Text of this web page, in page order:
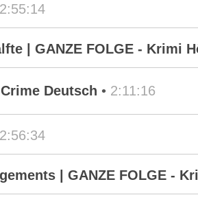
2:55:14
| GANZE FOLGE - Krimi
Deutsch • 2:11:16
2:56:34
| GANZE FOLGE -